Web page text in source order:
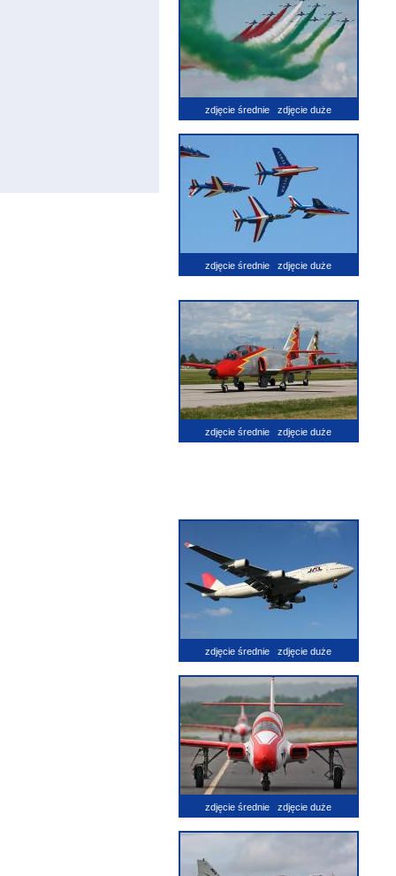
zdjęcie średnie zdjęcie duże
zdjęcie średnie zdjęcie duże
zdjęcie średnie zdjęcie duże
zdjęcie średnie zdjęcie duże
zdjęcie średnie zdjęcie duże